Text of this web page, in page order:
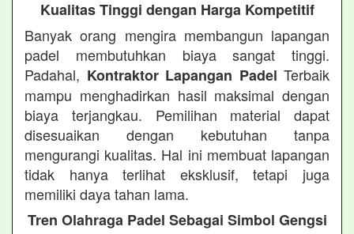
Kualitas Tinggi dengan Harga Kompetitif
Banyak orang mengira membangun lapangan
padel membutuhkan biaya sangat tinggi.
Padahal, Kontraktor Lapangan Padel Terbaik
mampu menghadirkan hasil maksimal dengan
biaya terjangkau. Pemilihan material dapat
disesuaikan dengan kebutuhan tanpa
mengurangi kualitas. Hal ini membuat lapangan
tidak hanya terlihat eksklusif, tetapi juga
memiliki daya tahan lama.
Tren Olahraga Padel Sebagai Simbol Gengsi